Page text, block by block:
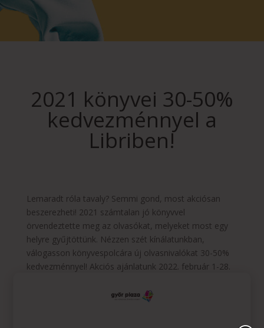
2021 könyvei 30-50%
kedvezménnyel a
Libriben!
Lemaradt róla tavaly? Semmi gond, most akciósan
beszerezheti! 2021 számtalan jó könyvvel
örvendeztette meg az olvasókat, melyeket most egy
helyre gyűjtöttünk. Nézzen szét kínálatunkban,
válogasson könyvespolcára új olvasnivalókat 30-50%
kedvezménnyel! Akciós ajánlatunk 2022. február 1-28.
www.libri.hu/egy-ev-konyvei